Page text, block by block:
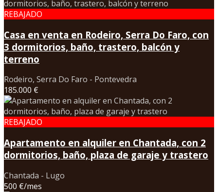
REBAJADO
Casa en venta en Rodeiro, Serra Do Faro, con
3 dormitorios, baño, trastero, balcón y
terreno
Rodeiro, Serra Do Faro - Pontevedra
185.000 €
REBAJADO
Apartamento en alquiler en Chantada, con 2
dormitorios, baño, plaza de garaje y trastero
Chantada - Lugo
500 €/mes